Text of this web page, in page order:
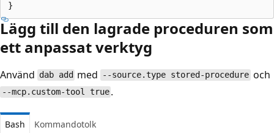
Lägg till den lagrade proceduren som
ett anpassat verktyg
Använd dab add med --source.type stored-procedure och
--mcp.custom-tool true .
Bash Kommandotolk